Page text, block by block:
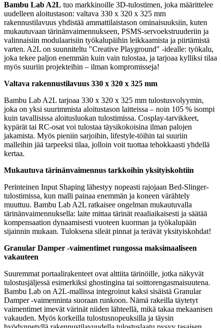
Bambu Lab A2L tuo markkinoille 3D-tulostimen, joka määrittelee
uudelleen aloitustason: valtava 330 x 320 x 325 mm
rakennustilavuus yhdistää ammattilaistason ominaisuuksiin, kuten
mukautuvaan tärinänvaimennukseen, PSMS-servoekstruuderiin ja
valinnaisiin modulaarisiin työkalupäihin leikkaamista ja piirtämistä
varten. A2L on suunniteltu "Creative Playground" -idealle: työkalu,
joka tekee paljon enemmän kuin vain tulostaa, ja tarjoaa kylliksi tilaa
myös suuriin projekteihin – ilman kompromisseja!
Valtava rakennustilavuus 330 x 320 x 325 mm
Bambu Lab A2L tarjoaa 330 x 320 x 325 mm tulostusvolyymin,
joka on yksi suurimmista aloitustason laitteissa – noin 105 % isompi
kuin tavallisissa aloitusluokan tulostimissa. Cosplay-tarvikkeet,
kypärät tai RC-osat voi tulostaa täysikokoisina ilman palojen
jakamista. Myös pieniin sarjoihin, lifestyle-töihin tai suuriin
malleihin jää tarpeeksi tilaa, jolloin voit tuottaa tehokkaasti yhdellä
kertaa.
Mukautuva tärinänvaimennus tarkkoihin yksityiskohtiin
Perinteinen Input Shaping lähestyy nopeasti rajojaan Bed-Slinger-
tulostimissa, kun malli painaa enemmän ja koneen värähtely
muuttuu. Bambu Lab A2L ratkaisee ongelman mukautuvalla
tärinänvaimennuksella: laite mittaa tärinät reaaliaikaisesti ja säätää
kompensaation dynaamisesti vuoteen kuorman ja työkalupään
sijainnin mukaan. Tuloksena sileät pinnat ja terävät yksityiskohdat!
Granular Damper -vaimentimet rungossa maksimaaliseen
vakauteen
Suuremmat portaalirakenteet ovat alttiita tärinöille, jotka näkyvät
tulostusjäljessä esimerkiksi ghostingina tai soittorengasmaisuutena.
Bambu Lab on A2L-mallissa integroinut kaksi sisäistä Granular
Damper -vaimenninta suoraan runkoon. Nämä rakeilla täytetyt
vaimentimet imevät värinät niiden lähteellä, mikä takaa mekaanisen
vakauden. Myös korkeilla tulostusnopeuksilla ja täysin